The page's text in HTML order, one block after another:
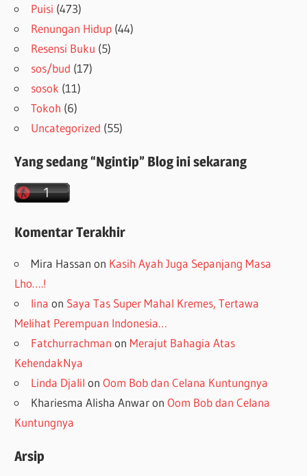
Puisi (473)
Renungan Hidup (44)
Resensi Buku (5)
sos/bud (17)
sosok (11)
Tokoh (6)
Uncategorized (55)
Yang sedang “Ngintip” Blog ini sekarang
Komentar Terakhir
Mira Hassan on Kasih Ayah Juga Sepanjang Masa
Lho….!
lina on Saya Tas Super Mahal Kremes, Tertawa
Melihat Perempuan Indonesia…
Fatchurrachman on Merajut Bahagia Atas
KehendakNya
Linda Djalil onOom Bob dan Celana Kuntungnya
Khariesma Alisha AnwaronOom Bob dan Celana
Kuntungnya
Arsip